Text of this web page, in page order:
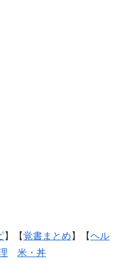
】【覚書まとめ 】【ヘル
米・丼